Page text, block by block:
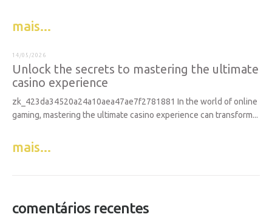
mais...
14/05/2026
Unlock the secrets to mastering the ultimate
casino experience
zk_423da34520a24a10aea47ae7f2781881 In the world of online
gaming, mastering the ultimate casino experience can transform...
mais...
comentários recentes